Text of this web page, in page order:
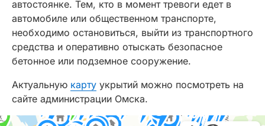
автостоянке. Тем, кто в момент тревоги едет в
автомобиле или общественном транспорте,
необходимо остановиться, выйти из транспортного
средства и оперативно отыскать безопасное
бетонное или подземное сооружение.
Актуальную карту укрытий можно посмотреть на
сайте администрации Омска.